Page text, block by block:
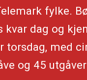
fylke.
kvar dag og
torsdag, med
og 45